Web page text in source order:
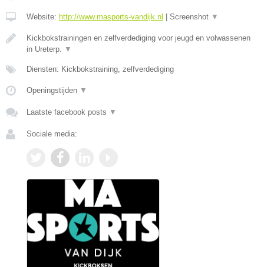
Website: http://www.masports-vandijk.nl Screenshot ▼
Kickbokstrainingen en zelfverdediging voor jeugd en volwassenen
in Ureterp. ▼
Diensten: Kickbokstraining, zelfverdediging
Openingstijden ▼
Laatste facebook posts ▼
Sociale media: